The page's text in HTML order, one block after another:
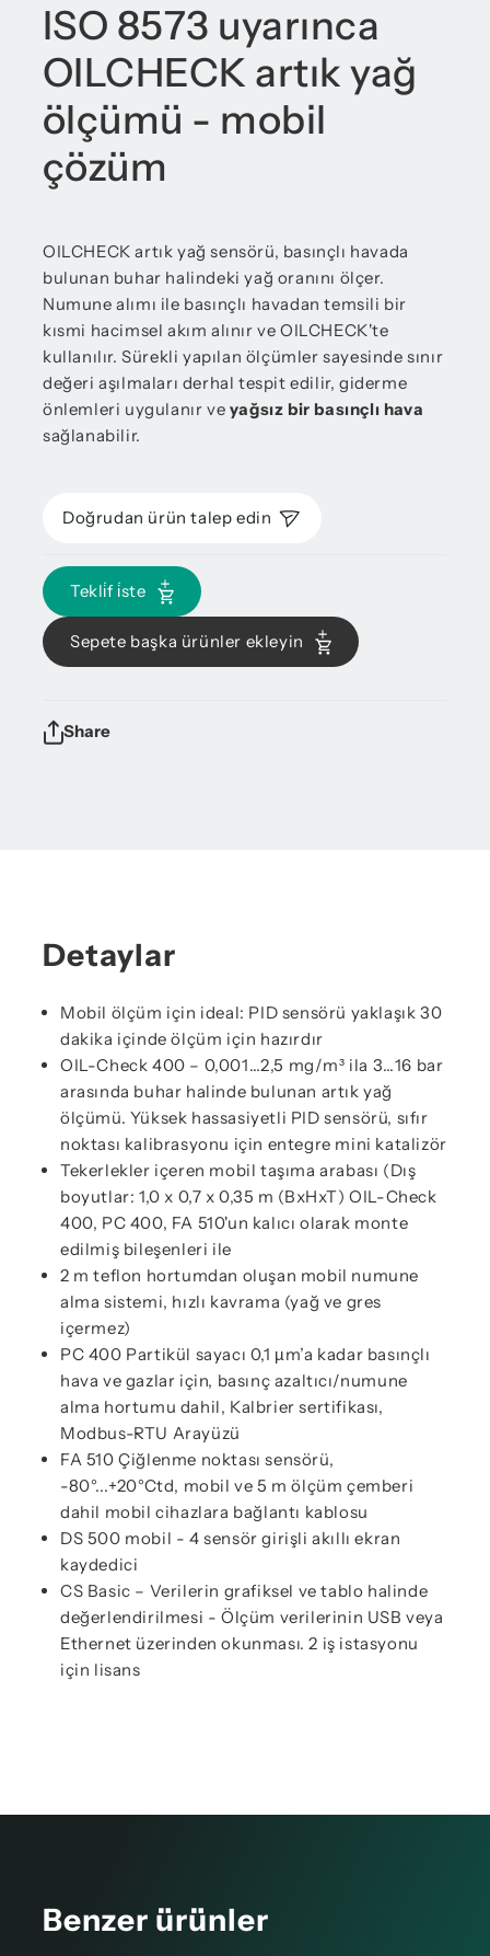
ISO 8573 uyarınca
OILCHECK artık yağ
ölçümü - mobil
çözüm
OILCHECK artık yağ sensörü, basınçlı havada
bulunan buhar halindeki yağ oranını ölçer.
Numune alımı ile basınçlı havadan temsili bir
kısmi hacimsel akım alınır ve OILCHECK'te
kullanılır. Sürekli yapılan ölçümler sayesinde sınır
değeri aşılmaları derhal tespit edilir, giderme
önlemleri uygulanır ve yağsız bir basınçlı hava
sağlanabilir.
Doğrudan ürün talep edin
Tekli̇f i̇ste
Sepete başka ürünler ekleyin
Share
Detaylar
Mobil ölçüm için ideal: PID sensörü yaklaşık 30
dakika içinde ölçüm için hazırdır
OIL-Check 400 – 0,001…2,5 mg/m³ ila 3…16 bar
arasında buhar halinde bulunan artık yağ
ölçümü. Yüksek hassasiyetli PID sensörü, sıfır
noktası kalibrasyonu için entegre mini katalizör
Tekerlekler içeren mobil taşıma arabası (Dış
boyutlar: 1,0 x 0,7 x 0,35 m (BxHxT) OIL-Check
400, PC 400, FA 510'un kalıcı olarak monte
edilmiş bileşenleri ile
2 m teflon hortumdan oluşan mobil numune
alma sistemi, hızlı kavrama (yağ ve gres
içermez)
PC 400 Partikül sayacı 0,1 µm’a kadar basınçlı
hava ve gazlar için, basınç azaltıcı/numune
alma hortumu dahil, Kalbrier sertifikası,
Modbus-RTU Arayüzü
FA 510 Çiğlenme noktası sensörü,
-80°...+20°Ctd, mobil ve 5 m ölçüm çemberi
dahil mobil cihazlara bağlantı kablosu
DS 500 mobil - 4 sensör girişli akıllı ekran
kaydedici
CS Basic – Verilerin grafiksel ve tablo halinde
değerlendirilmesi - Ölçüm verilerinin USB veya
Ethernet üzerinden okunması. 2 iş istasyonu
için lisans
Benzer ürünler